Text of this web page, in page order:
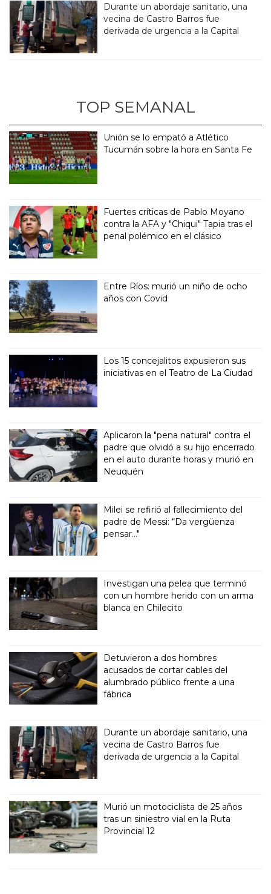
Durante un abordaje sanitario, una
vecina de Castro Barros fue
derivada de urgencia a la Capital
TOP SEMANAL
Unión se lo empató a Atlético
Tucumán sobre la hora en Santa Fe
Fuertes críticas de Pablo Moyano
contra la AFA y "Chiqui" Tapia tras el
penal polémico en el clásico
Entre Ríos: murió un niño de ocho
años con Covid
Los 15 concejalitos expusieron sus
iniciativas en el Teatro de La Ciudad
Aplicaron la "pena natural" contra el
padre que olvidó a su hijo encerrado
en el auto durante horas y murió en
Neuquén
Milei se refirió al fallecimiento del
padre de Messi: “Da vergüenza
pensar..."
Investigan una pelea que terminó
con un hombre herido con un arma
blanca en Chilecito
Detuvieron a dos hombres
acusados de cortar cables del
alumbrado público frente a una
fábrica
Durante un abordaje sanitario, una
vecina de Castro Barros fue
derivada de urgencia a la Capital
Murió un motociclista de 25 años
tras un siniestro vial en la Ruta
Provincial 12